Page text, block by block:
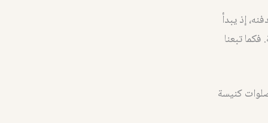
إذ يبدأ
تبعنا
صلوات كنيسة